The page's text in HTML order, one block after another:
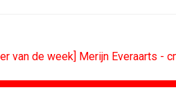
van de week] Merijn Everaarts -